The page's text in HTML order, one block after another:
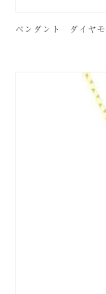
ペンダント ダイヤ